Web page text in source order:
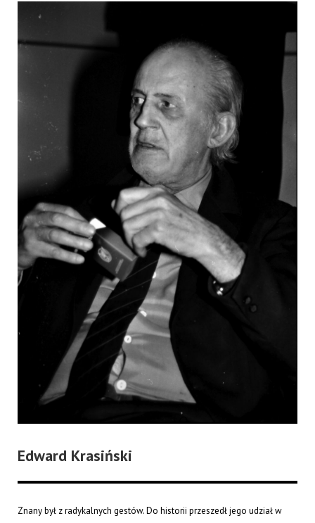
Edward Krasiński
Znany był z radykalnych gestów. Do historii przeszedł jego udział w